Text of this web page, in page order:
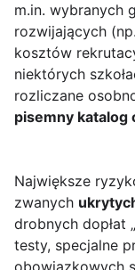
m.in. wybranych
rozwijających
kosztów
niektórych
rozliczane
pisemny katalog
Największe
zwanych
drobnych dopłat
testy, specjalne